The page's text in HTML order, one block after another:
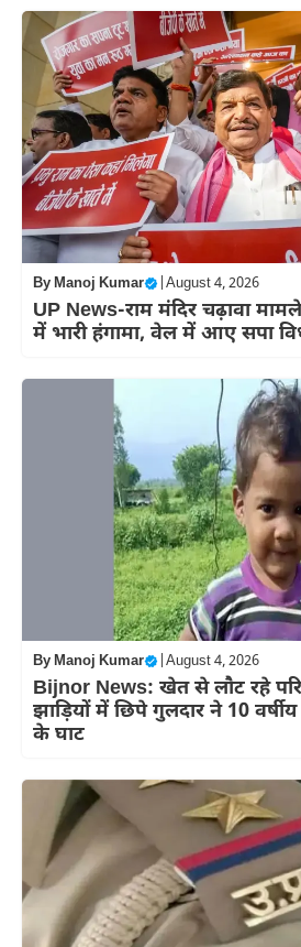
ByManoj Kumar August 4, 2026
UP News-राम मंदिर चढ़ावा
में भारी हंगामा, वेल में आए सपा
ByManoj Kumar August 4, 2026
Bijnor News: खेत से लौट रहे
झाड़ियों में छिपे गुलदार ने 10
के घाट